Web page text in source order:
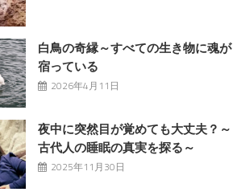
白鳥の奇縁～すべての生き物に魂が
宿っている
2026年4月11日
夜中に突然目が覚めても大丈夫？～
古代人の睡眠の真実を探る～
2025年11月30日